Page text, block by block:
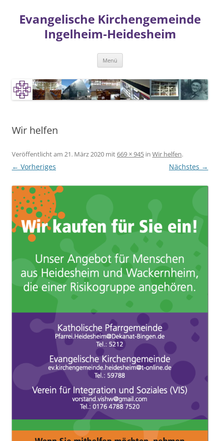
springen
Evangelische Kirchengemeinde
Ingelheim-Heidesheim
Menü
Wir helfen
Veröffentlicht am 21. März 2020 mit669 × 945 in Wir helfen.
← Vorheriges Nächstes →